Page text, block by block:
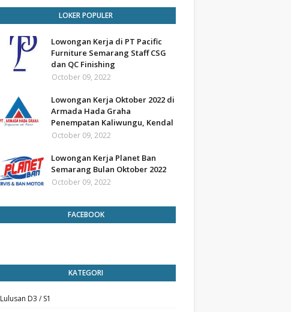
LOKER POPULER
Lowongan Kerja di PT Pacific
Furniture Semarang Staff CSG
dan QC Finishing
October 09, 2022
Lowongan Kerja Oktober 2022 di
Armada Hada Graha
Penempatan Kaliwungu, Kendal
October 09, 2022
Lowongan Kerja Planet Ban
Semarang Bulan Oktober 2022
October 09, 2022
FACEBOOK
KATEGORI
Lulusan D3 / S1